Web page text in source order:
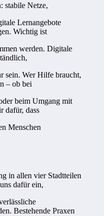
stabile Netze,
Lernangebote
Wichtig ist
werden. Digitale
sein. Wer Hilfe braucht,
– ob bei
beim Umgang mit
dafür, dass
Menschen
in allen vier Stadtteilen
dafür ein,
Bestehende Praxen